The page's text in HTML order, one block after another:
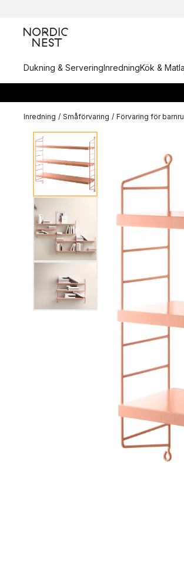
Dukning & ServeringInredningKök &
Inredning / Småförvaring / Förvaring för